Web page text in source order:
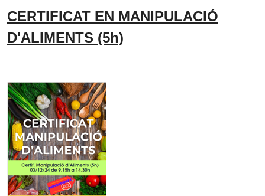
CERTIFICAT EN MANIPULACIÓ
D'ALIMENTS (5h)